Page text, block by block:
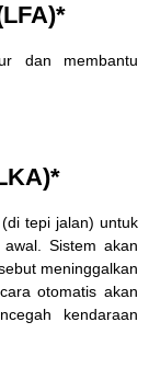
dan membantu
tepi jalan) untuk
Sistem akan
meninggalkan
otomatis akan
kendaraan